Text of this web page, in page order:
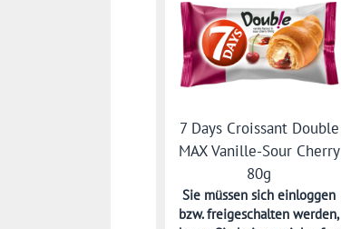
7 Days Croissant Double
MAX Vanille-Sour Cherry
80g
Sie müssen sicheinloggen
bzw. freigeschalten werden,